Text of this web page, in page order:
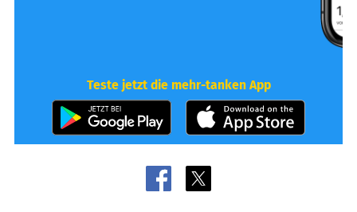
Teste jetzt die mehr-tanken App